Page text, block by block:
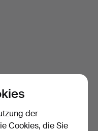
der
Cookies, die Sie